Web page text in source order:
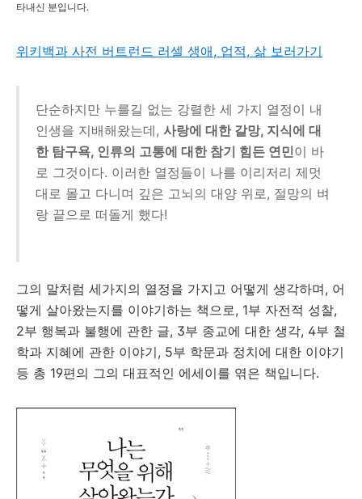
타내신 분입니다.
위키백과 사전 버트런드 러셀 생애, 업적, 삶 보러가기
단순하지만 누를길 없는 강렬한 세 가지 열정이 내
인생을 지배해왔는데, 사랑에 대한 갈망, 지식에 대
한 탐구욕, 인류의 고통에 대한 참기 힘든 연민이 바
로 그것이다. 이러한 열정들이 나를 이리저리 제멋
대로 몰고 다니며 깊은 고뇌의 대양 위로, 절망의 벼
랑 끝으로 떠돌게 했다!
그의 말처럼 세가지의 열정을 가지고 어떻게 생각하며, 어
떻게 살아왔는지를 이야기하는 책으로, 1부 자전적 성찰,
2부 행복과 불행에 관한 글, 3부 종교에 대한 생각, 4부 철
학과 지혜에 관한 이야기, 5부 학문과 정치에 대한 이야기
등 총 19편의 그의 대표적인 에세이를 엮은 책입니다.